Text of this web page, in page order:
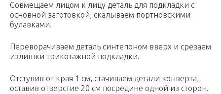
Совмещаем лицом к лицу деталь для подкладки с
основной заготовкой, скалываем портновскими
булавками.
Переворачиваем деталь синтепоном вверх и срезаем
излишки трикотажной подкладки.
Отступив от края 1 см, стачиваем детали конверта,
оставив отверстие 20 см посредине одной из сторон.